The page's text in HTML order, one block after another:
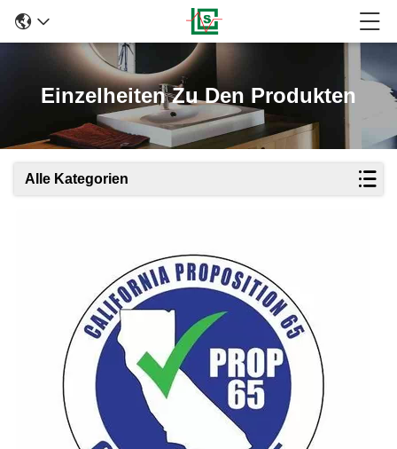
Einzelheiten Zu Den Produkten
Alle Kategorien